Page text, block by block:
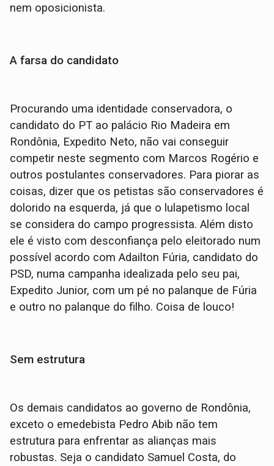
nem oposicionista.
A farsa do candidato
Procurando uma identidade conservadora, o
candidato do PT ao palácio Rio Madeira em
Rondônia, Expedito Neto, não vai conseguir
competir neste segmento com Marcos Rogério e
outros postulantes conservadores. Para piorar as
coisas, dizer que os petistas são conservadores é
dolorido na esquerda, já que o lulapetismo local
se considera do campo progressista. Além disto
ele é visto com desconfiança pelo eleitorado num
possível acordo com Adailton Fúria, candidato do
PSD, numa campanha idealizada pelo seu pai,
Expedito Junior, com um pé no palanque de Fúria
e outro no palanque do filho. Coisa de louco!
Sem estrutura
Os demais candidatos ao governo de Rondônia,
exceto o emedebista Pedro Abib não tem
estrutura para enfrentar as alianças mais
robustas. Seja o candidato Samuel Costa, do